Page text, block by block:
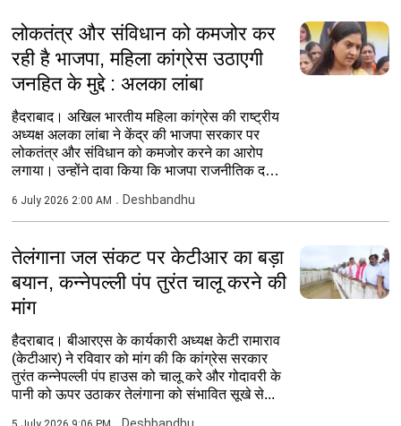
लोकतंत्र और संविधान को कमजोर कर
रही है भाजपा, महिला कांग्रेस उठाएगी
जनहित के मुद्दे : अलका लांबा
हैदराबाद। अखिल भारतीय महिला कांग्रेस की राष्ट्रीय
अध्यक्ष अलका लांबा ने केंद्र की भाजपा सरकार पर
लोकतंत्र और संविधान को कमजोर करने का आरोप
लगाया। उन्होंने दावा किया कि भाजपा राजनीतिक दलों
6 July 2026 2:00 AM Deshbandhu
तेलंगाना जल संकट पर केटीआर का बड़ा
बयान, कन्नेपल्ली पंप तुरंत चालू करने की
मांग
हैदराबाद। बीआरएस के कार्यकारी अध्यक्ष केटी रामाराव
(केटीआर) ने रविवार को मांग की कि कांग्रेस सरकार
तुरंत कन्नेपल्ली पंप हाउस को चालू करे और गोदावरी के
पानी को ऊपर उठाकर तेलंगाना को संभावित सूखे से...